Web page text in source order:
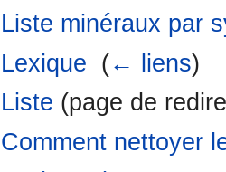
Liste minéraux par
Lexique (← liens)
Liste (page de
Comment nettoyer